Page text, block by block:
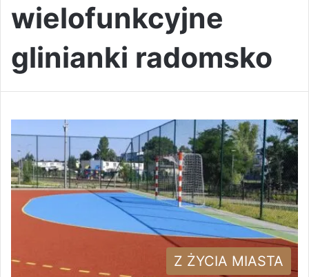
wielofunkcyjne
glinianki radomsko
Z ŻYCIA MIASTA